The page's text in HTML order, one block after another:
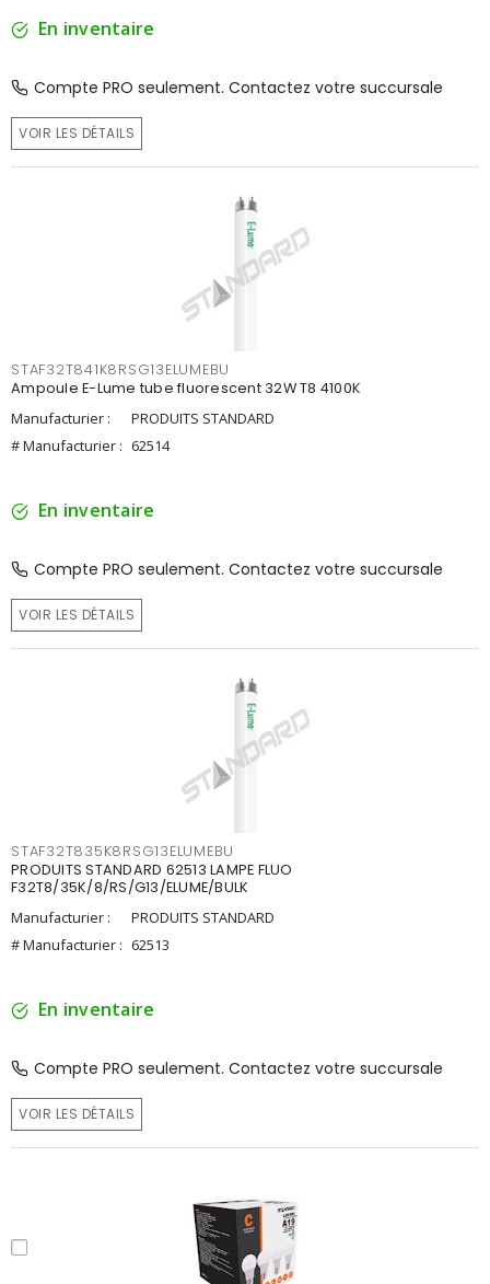
En inventaire
Compte PRO seulement. Contactez votre succursale
VOIR LES DÉTAILS
STAF32T841K8RSG13ELUMEBU
Ampoule E-Lume tube fluorescent 32W T8 4100K
Manufacturier :
PRODUITS STANDARD
# Manufacturier : 62514
En inventaire
Compte PRO seulement. Contactez votre succursale
VOIR LES DÉTAILS
STAF32T835K8RSG13ELUMEBU
PRODUITS STANDARD 62513 LAMPE FLUO
F32T8/35K/8/RS/G13/ELUME/BULK
Manufacturier :
PRODUITS STANDARD
# Manufacturier : 62513
En inventaire
Compte PRO seulement. Contactez votre succursale
VOIR LES DÉTAILS